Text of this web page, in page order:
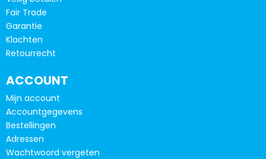
Fair Trade
Garantie
Klachten
Retourrecht
ACCOUNT
Mijn account
Accountgegevens
Bestellingen
Adressen
Wachtwoord vergeten